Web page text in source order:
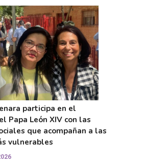
participa en el
Papa León XIV con las
que acompañan a las
vulnerables